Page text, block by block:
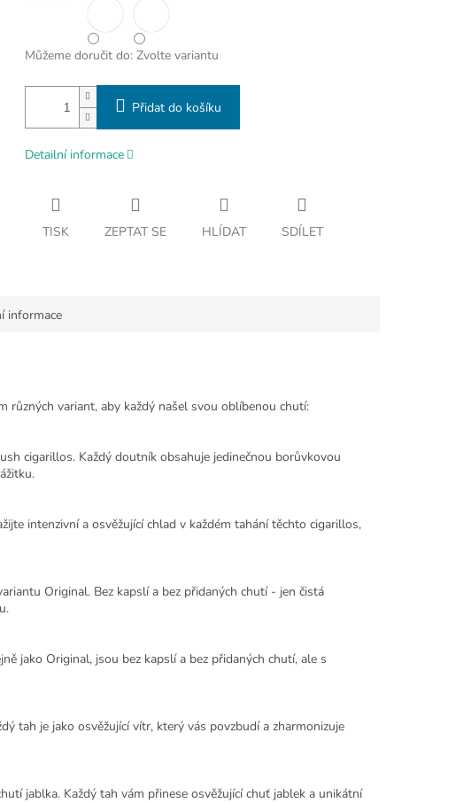
Můžeme doručit do: Zvolte variantu
Přidat do košíku
Detailní informace
TISK ZEPTAT SE HLÍDAT SDÍLET
informace
různých variant, aby každý našel svou oblíbenou chutí:
cigarillos. Každý doutník obsahuje jedinečnou borůvkovou
intenzivní a osvěžující chlad v každém tahání těchto cigarillos,
Original. Bez kapslí a bez přidaných chutí - jen čistá
jako Original, jsou bez kapslí a bez přidaných chutí, ale s
tah je jako osvěžující vítr, který vás povzbudí a zharmonizuje
jablka. Každý tah vám přinese osvěžující chuť jablek a unikátní